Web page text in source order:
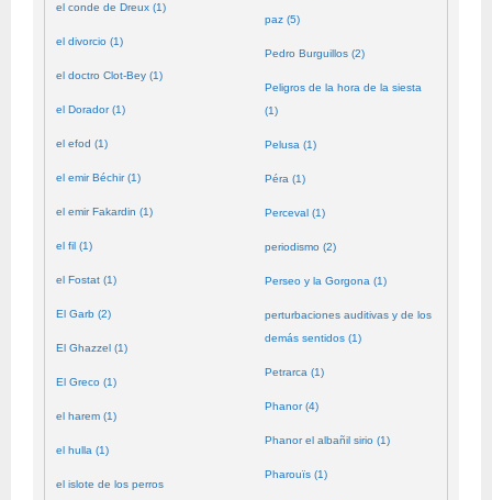
el conde de Dreux (1)
el divorcio (1)
el doctro Clot-Bey (1)
el Dorador (1)
el efod (1)
el emir Béchir (1)
el emir Fakardin (1)
el fil (1)
el Fostat (1)
El Garb (2)
El Ghazzel (1)
El Greco (1)
el harem (1)
el hulla (1)
el islote de los perros
paz (5)
Pedro Burguillos (2)
Peligros de la hora de la siesta
(1)
Pelusa (1)
Péra (1)
Perceval (1)
periodismo (2)
Perseo y la Gorgona (1)
perturbaciones auditivas y de los
demás sentidos (1)
Petrarca (1)
Phanor (4)
Phanor el albañil sirio (1)
Pharouïs (1)